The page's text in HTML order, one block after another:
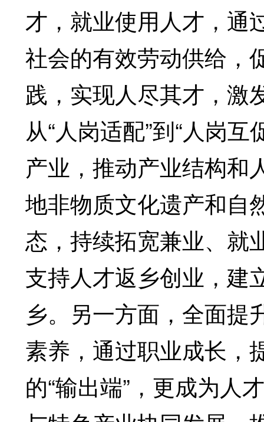
才，就业使用人才，通
社会的有效劳动供给，
践，实现人尽其才，激
从“人岗适配”到“人岗
产业，推动产业结构和
地非物质文化遗产和自
态，持续拓宽兼业、就
支持人才返乡创业，建
乡。另一方面，全面提
素养，通过职业成长，
的“输出端”，更成为人